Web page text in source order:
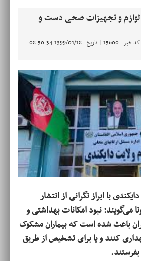
لوازم و تجهیزات صحی دست و
سرویس : گزارش و تحلیل | کد خبر : 15600 | تاریخ : 1399/01/18-08:50:34
با ابراز نگرانی از انتشار
می‌گویند: نبود امکانات بهداشتی و
باعث شده است که بیماران مشکوک
کنند و یا برای تشخیص از طریق